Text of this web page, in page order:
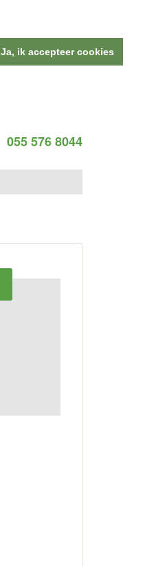
Ja, ik accepteer cookies
055 576 8044